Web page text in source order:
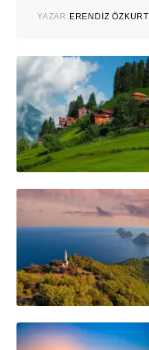
YAZAR: ERENDIZ ÖZKURT